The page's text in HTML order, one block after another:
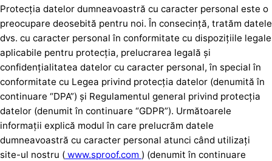
Protecția datelor dumneavoastră cu caracter personal este o
preocupare deosebită pentru noi. În consecință, tratăm datele
dvs. cu caracter personal în conformitate cu dispozițiile legale
aplicabile pentru protecția, prelucrarea legală și
confidențialitatea datelor cu caracter personal, în special în
conformitate cu Legea privind protecția datelor (denumită în
continuare “DPA”) și Regulamentul general privind protecția
datelor (denumit în continuare “GDPR”). Următoarele
informații explică modul în care prelucrăm datele
dumneavoastră cu caracter personal atunci când utilizați
site-ul nostru ( www.sproof.com ) (denumit în continuare